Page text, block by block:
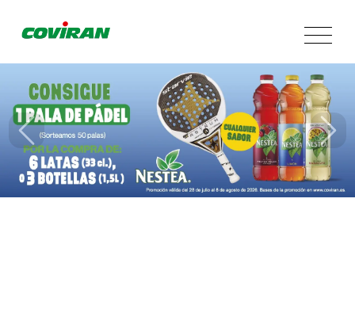
Información tienda
Secciones
Promociones
Servicios
App
Previous Next